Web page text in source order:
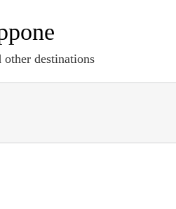
other destinations